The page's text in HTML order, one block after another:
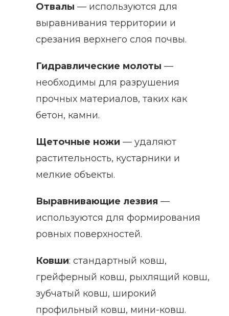
Отвалы — используются для
выравнивания территории и
срезания верхнего слоя почвы.
Гидравлические молоты —
необходимы для разрушения
прочных материалов, таких как
бетон, камни.
Щеточные ножи — удаляют
растительность, кустарники и
мелкие объекты.
Выравнивающие лезвия —
используются для формирования
ровных поверхностей.
Ковши: стандартный ковш,
грейферный ковш, рыхлящий ковш,
зубчатый ковш, широкий
профильный ковш, мини-ковш.